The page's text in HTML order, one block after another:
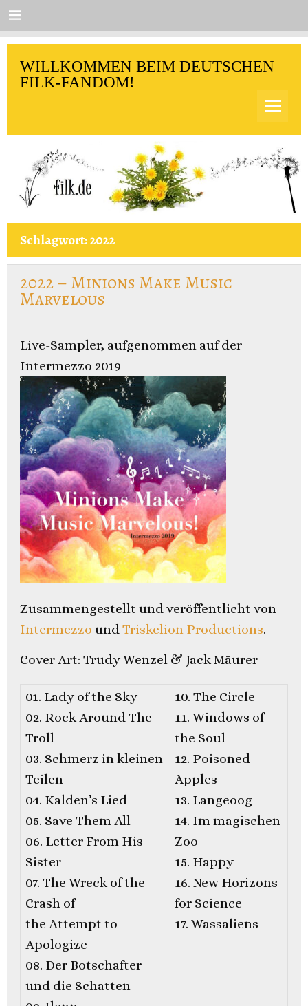
to
content
filk.de
WILLKOMMEN BEIM DEUTSCHEN
FILK-FANDOM!
Schlagwort:2022
2022 – Minions Make Music
Marvelous
Live-Sampler, aufgenommen auf der
Intermezzo 2019
Zusammengestellt und veröffentlicht von
Intermezzo und Triskelion Productions.
Cover Art: Trudy Wenzel & Jack Mäurer
01. Lady of the Sky
02. Rock Around The
Troll
03. Schmerz in kleinen
Teilen
04. Kalden’s Lied
05. Save Them All
06. Letter From His
Sister
07. The Wreck of the
Crash of
the Attempt to
Apologize
08. Der Botschafter
und die Schatten
10. The Circle
11. Windows of
the Soul
12. Poisoned
Apples
13. Langeoog
14. Im magischen
Zoo
15. Happy
16. New Horizons
for Science
17. Wassaliens